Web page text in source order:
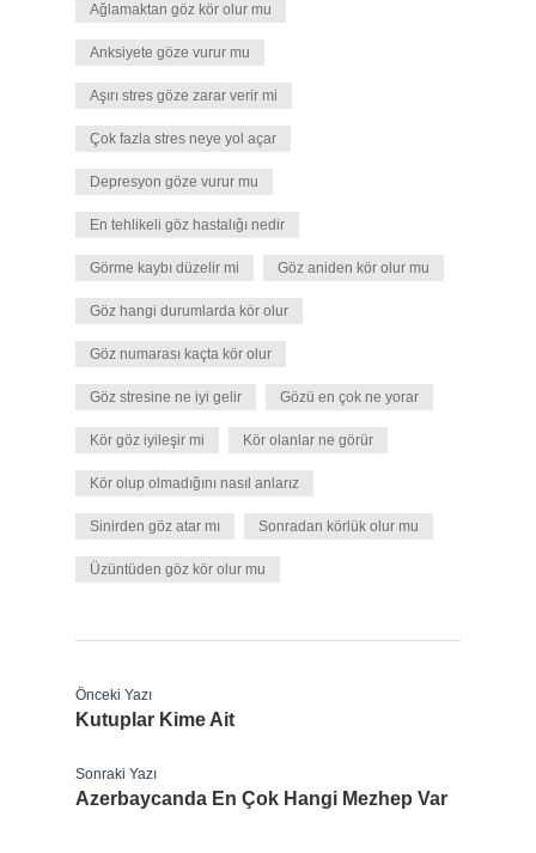
Ağlamaktan göz kör olur mu
Anksiyete göze vurur mu
Aşırı stres göze zarar verir mi
Çok fazla stres neye yol açar
Depresyon göze vurur mu
En tehlikeli göz hastalığı nedir
Görme kaybı düzelir mi Göz aniden kör olur mu
Göz hangi durumlarda kör olur
Göz numarası kaçta kör olur
Göz stresine ne iyi gelir Gözü en çok ne yorar
Kör göz iyileşir mi Kör olanlar ne görür
Kör olup olmadığını nasıl anlarız
Sinirden göz atar mı Sonradan körlük olur mu
Üzüntüden göz kör olur mu
Önceki Yazı
Kutuplar Kime Ait
Sonraki Yazı
Azerbaycanda En Çok Hangi Mezhep Var